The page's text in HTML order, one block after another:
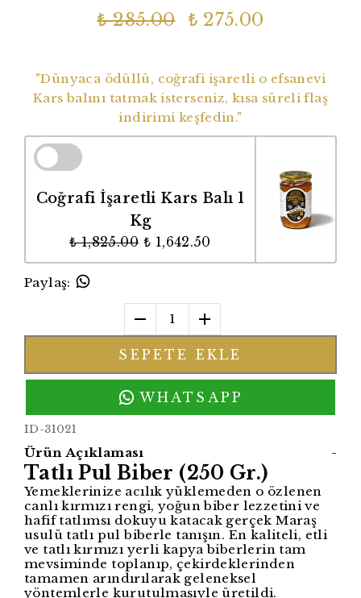
₺ 285.00 ₺ 275.00
"Dünyaca ödüllü, coğrafi işaretli o efsanevi
Kars balını tatmak isterseniz, kısa süreli flaş
indirimi keşfedin."
Coğrafi İşaretli Kars Balı 1
Kg
₺ 1,825.00 ₺ 1,642.50
Paylaş:
1
SEPETE EKLE
WHATSAPP
ID-31021
Ürün Açıklaması -
Tatlı Pul Biber (250 Gr.)
Yemeklerinize acılık yüklemeden o özlenen
canlı kırmızı rengi, yoğun biber lezzetini ve
hafif tatlımsı dokuyu katacak gerçek Maraş
usulü tatlı pul biberle tanışın. En kaliteli, etli
ve tatlı kırmızı yerli kapya biberlerin tam
mevsiminde toplanıp, çekirdeklerinden
tamamen arındırılarak geleneksel
yöntemlerle kurutulmasıyle üretildi.